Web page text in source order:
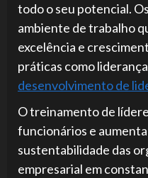
todo o seu potencial.
ambiente de trabalho
excelência e
práticas como
desenvolvimento de
O treinamento de
funcionários e aumenta
sustentabilidade das
empresarial em